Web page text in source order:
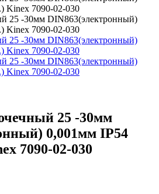
25 -30мм
0,001мм IP54
7090-02-030